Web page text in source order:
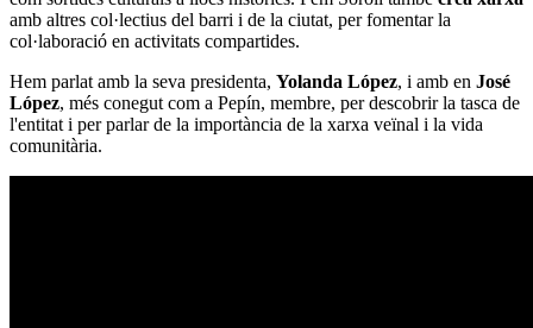
amb altres col·lectius del barri i de la ciutat, per fomentar la
col·laboració en activitats compartides.
Hem parlat amb la seva presidenta, Yolanda López, i amb en José
López, més conegut com a Pepín, membre, per descobrir la tasca de
l'entitat i per parlar de la importància de la xarxa veïnal i la vida
comunitària.